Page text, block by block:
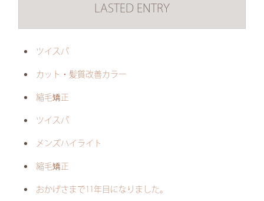
LASTED ENTRY
ツイスパ
カット・髪質改善カラー
縮毛矯正
ツイスパ
メンズハイライト
縮毛矯正
おかげさまで11年目になりました。